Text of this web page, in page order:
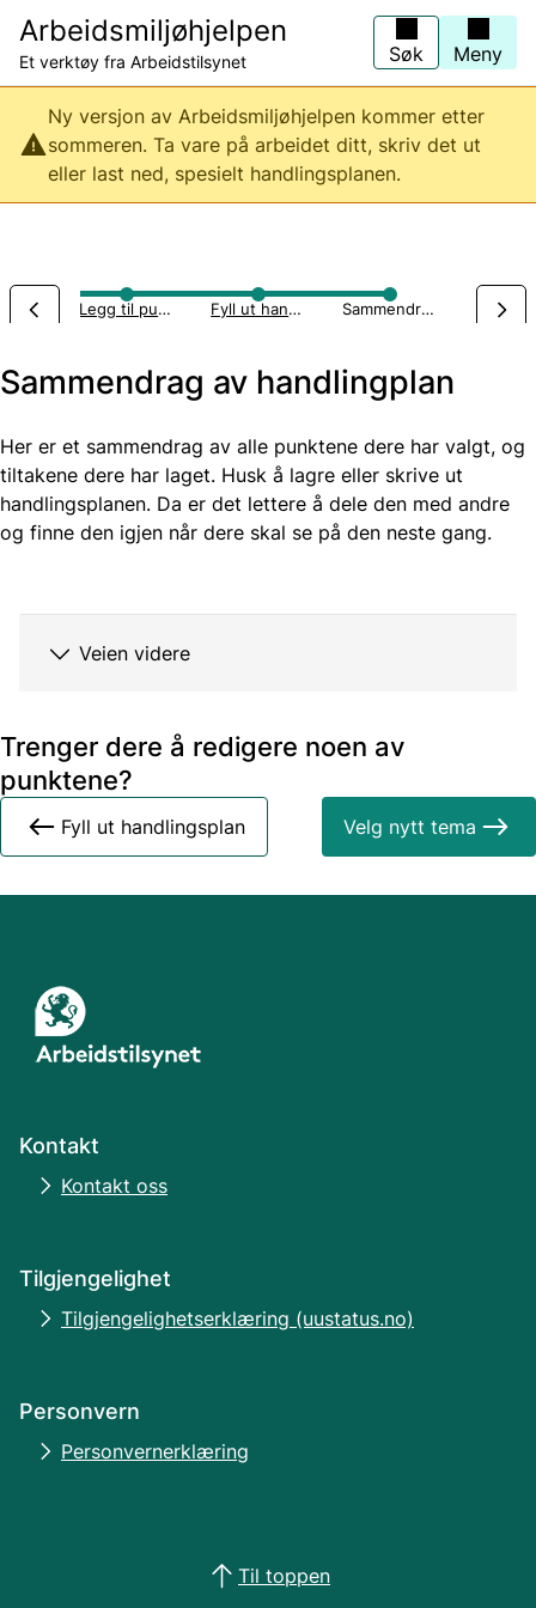
hovedinnhold
Arbeidsmiljøhjelpen
Et verktøy fra Arbeidstilsynet Søk Meny
Ny versjon av Arbeidsmiljøhjelpen kommer etter
sommeren. Ta vare på arbeidet ditt, skriv det ut
eller last ned, spesielt handlingsplanen.
Legg til punkter Fyll ut handlingsplan Sammendrag av handlingsplan
Sammendrag av handlingplan
Her er et sammendrag av alle punktene dere har valgt, og
tiltakene dere har laget. Husk å lagre eller skrive ut
handlingsplanen. Da er det lettere å dele den med andre
og finne den igjen når dere skal se på den neste gang.
Veien videre
Trenger dere å redigere noen av
punktene?
Fyll ut handlingsplan Velg nytt tema
Kontakt
Kontakt oss
Tilgjengelighet
Tilgjengelighetserklæring (uustatus.no)
Personvern
Personvernerklæring
Til toppen